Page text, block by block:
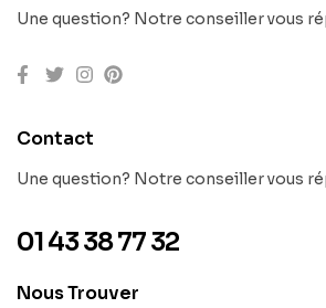
Une question? Notre conseiller vous
Contact
Une question? Notre conseiller vous
01 43 38 77 32
Nous Trouver